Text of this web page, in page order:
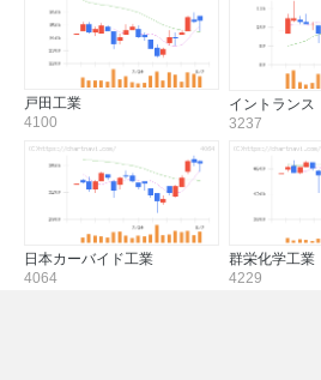
戸田工業
4100
イントランス
3237
日本カーバイド工業
4064
群栄化学工業
4229